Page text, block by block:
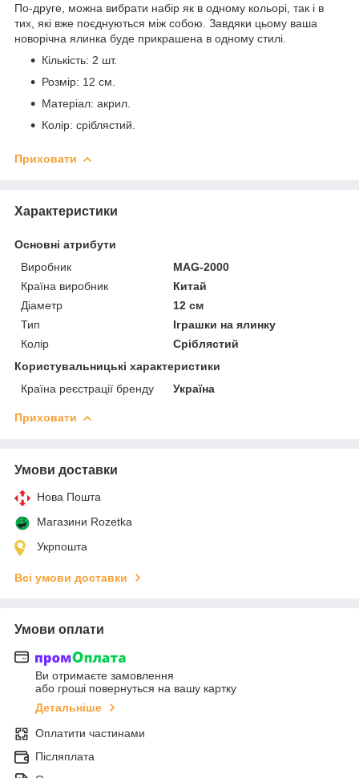
По-друге, можна вибрати набір як в одному кольорі, так і в
тих, які вже поєднуються між собою. Завдяки цьому ваша
новорічна ялинка буде прикрашена в одному стилі.
Кількість: 2 шт.
Розмір: 12 см.
Матеріал: акрил.
Колір: сріблястий.
Приховати
Характеристики
Основні атрибути
Виробник
MAG-2000
Країна виробник
Китай
Діаметр
12 см
Тип
Іграшки на ялинку
Колір
Сріблястий
Користувальницькі характеристики
Країна реєстрації бренду
Україна
Приховати
Умови доставки
Нова Пошта
Магазини Rozetka
Укрпошта
Всі умови доставки
Умови оплати
Ви отримаєте замовлення
або гроші повернуться на вашу картку
Детальніше
Оплатити частинами
Післяплата